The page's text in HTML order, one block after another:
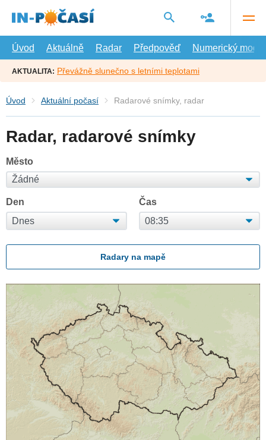
hlavní
Úvod
Aktuálně Radar Předpověď Numerický model
AKTUALITA: Převážně slunečno s letními teplotami
Úvod Aktuální počasí Radarové snímky, radar
Radar, radarové snímky
Město
Den Čas
Radary na mapě